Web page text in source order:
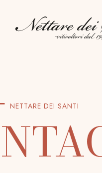
NETTARE DEI SANTI